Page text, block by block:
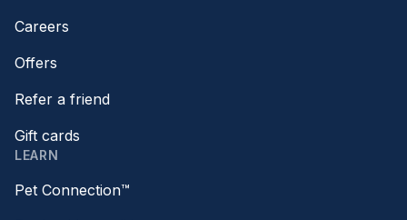
Careers
Offers
Refer a friend
Gift cards
LEARN
Pet Connection™